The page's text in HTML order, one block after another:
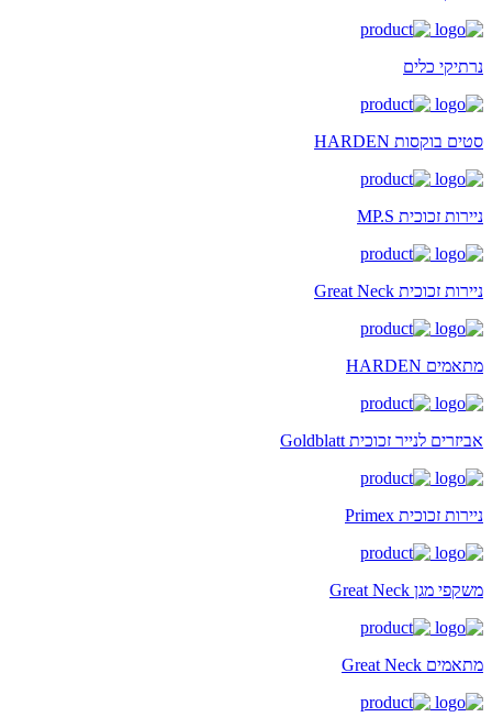
נרתיקי כלים
סטים בוקסות HARDEN
ניירות זכוכית MP.S
ניירות זכוכית Great Neck
מתאמים HARDEN
אביזרים לנייר זכוכית Goldblatt
ניירות זכוכית Primex
משקפי מגן Great Neck
מתאמים Great Neck